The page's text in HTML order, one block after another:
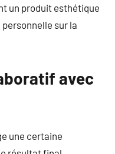
un produit esthétique
personnelle sur la
avec
une certaine